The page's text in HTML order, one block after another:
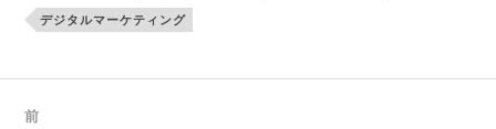
デジタルマーケティング
前